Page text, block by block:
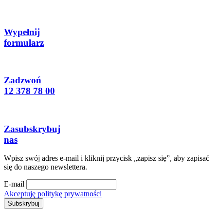
Wypełnij
formularz
Zadzwoń
12 378 78 00
Zasubskrybuj
nas
Wpisz swój adres e-mail i kliknij przycisk „zapisz się”, aby zapisać
się do naszego newslettera.
E-mail
Akceptuję politykę prywatności